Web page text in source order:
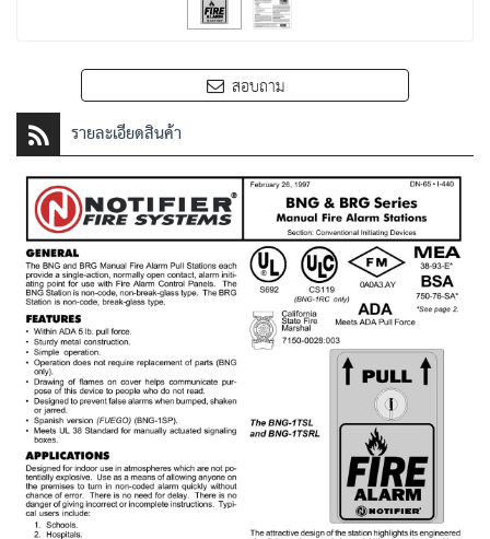
สอบถาม
รายละเอียดสินค้า